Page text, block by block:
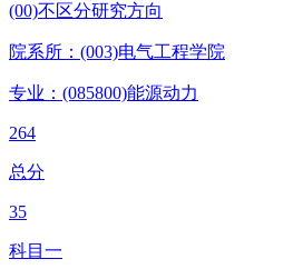
(00)不区分研究方向
院系所：(003)电气工程学院
专业：(085800)能源动力
264
总分
35
科目一